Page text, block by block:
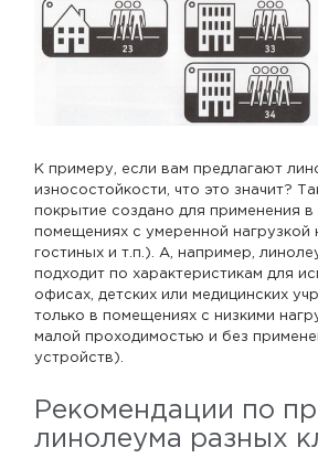
К примеру, если вам предлагают
износостойкости, что это значит?
покрытие создано для применения
помещениях с умеренной нагрузкой
гостиных и т.п.). А, например,
подходит по характеристикам для
офисах, детских или медицинских
только в помещениях с низкими
малой проходимостью и без
устройств).
Рекомендации по
линолеума разных